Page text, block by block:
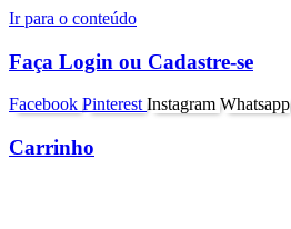
Ir para o conteúdo
Faça Login ou Cadastre-se
Facebook Pinterest Instagram Whatsapp
Carrinho